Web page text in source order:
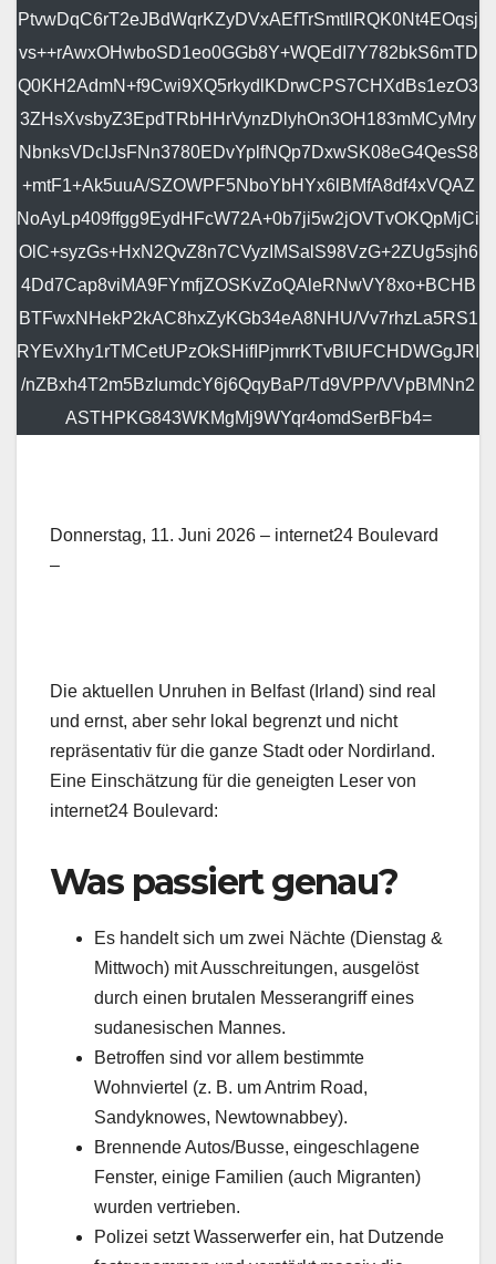
PtvwDqC6rT2eJBdWqrKZyDVxAEfTrSmtIlRQK0Nt4EOqsj
vs++rAwxOHwboSD1eo0GGb8Y+WQEdI7Y782bkS6mTD
Q0KH2AdmN+f9Cwi9XQ5rkydlKDrwCPS7CHXdBs1ezO3
3ZHsXvsbyZ3EpdTRbHHrVynzDlyhOn3OH183mMCyMry
NbnksVDcIJsFNn3780EDvYplfNQp7DxwSK08eG4QesS8
+mtF1+Ak5uuA/SZOWPF5NboYbHYx6lBMfA8df4xVQAZ
NoAyLp409ffgg9EydHFcW72A+0b7ji5w2jOVTvOKQpMjCi
OlC+syzGs+HxN2QvZ8n7CVyzIMSalS98VzG+2ZUg5sjh6
4Dd7Cap8viMA9FYmfjZOSKvZoQAleRNwVY8xo+BCHB
BTFwxNHekP2kAC8hxZyKGb34eA8NHU/Vv7rhzLa5RS1
RYEvXhy1rTMCetUPzOkSHifIPjmrrKTvBIUFCHDWGgJRI
/nZBxh4T2m5BzIumdcY6j6QqyBaP/Td9VPP/VVpBMNn2
ASTHPKG843WKMgMj9WYqr4omdSerBFb4=
Donnerstag, 11. Juni 2026 – internet24 Boulevard
–
Die aktuellen Unruhen in Belfast (Irland) sind real
und ernst, aber sehr lokal begrenzt und nicht
repräsentativ für die ganze Stadt oder Nordirland.
Eine Einschätzung für die geneigten Leser von
internet24 Boulevard:
Was passiert genau?
Es handelt sich um zwei Nächte (Dienstag &
Mittwoch) mit Ausschreitungen, ausgelöst
durch einen brutalen Messerangriff eines
sudanesischen Mannes.
Betroffen sind vor allem bestimmte
Wohnviertel (z. B. um Antrim Road,
Sandyknowes, Newtownabbey).
Brennende Autos/Busse, eingeschlagene
Fenster, einige Familien (auch Migranten)
wurden vertrieben.
Polizei setzt Wasserwerfer ein, hat Dutzende